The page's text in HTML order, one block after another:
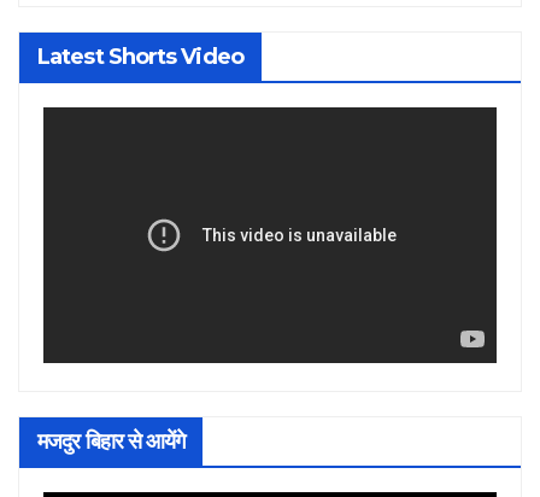
Latest Shorts Video
मजदुर बिहार से आयेंगे